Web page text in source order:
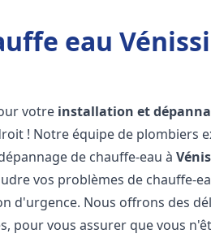
eau
votre installation et
! Notre équipe de plombiers
de chauffe-eau à
vos problèmes de chauffe-
d'urgence. Nous offrons des
pour vous assurer que vous